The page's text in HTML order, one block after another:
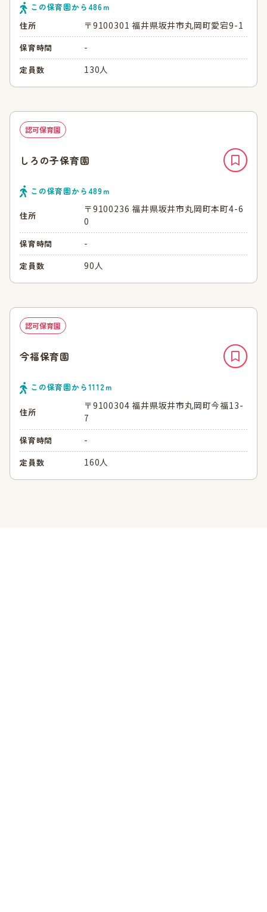
この保育園から 486ｍ
住所
〒9100301 福井県坂井市丸岡町愛宕9-1
保育時間 -
定員数 130人
認可保育園
しろの子保育園
この保育園から 489ｍ
住所
〒9100236 福井県坂井市丸岡町本町4-6
0
保育時間 -
定員数 90人
認可保育園
今福保育園
この保育園から1112ｍ
住所
〒9100304 福井県坂井市丸岡町今福13-
7
保育時間 -
定員数 160人